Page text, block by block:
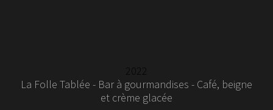
2022
La Folle Tablée - Bar à gourmandises - Café, beigne
et crème glacée